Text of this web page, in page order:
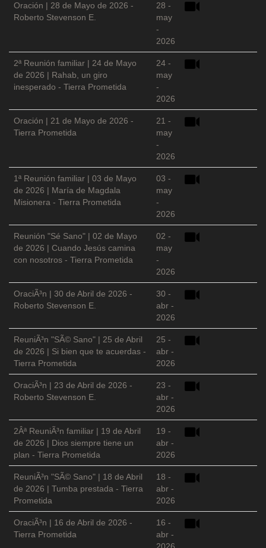
Oración | 28 de Mayo de 2026 -
Roberto Stevenson E.
28 -
may
-
2026
2ª Reunión familiar | 24 de Mayo
de 2026 | Rahab, un giro
inesperado - Tierra Prometida
24 -
may
-
2026
Oración | 21 de Mayo de 2026 -
Tierra Prometida
21 -
may
-
2026
1ª Reunión familiar | 03 de Mayo
de 2026 | María de Magdala
Misionera - Tierra Prometida
03 -
may
-
2026
Reunión "Sé Sano" | 02 de Mayo
de 2026 | Cuando Jesús camina
con nosotros - Tierra Prometida
02 -
may
-
2026
OraciÃ³n | 30 de Abril de 2026 -
Roberto Stevenson E.
30 -
abr -
2026
ReuniÃ³n "SÃ© Sano" | 25 de Abril
de 2026 | Si bien que te acuerdas -
Tierra Prometida
25 -
abr -
2026
OraciÃ³n | 23 de Abril de 2026 -
Roberto Stevenson E.
23 -
abr -
2026
2Âª ReuniÃ³n familiar | 19 de Abril
de 2026 | Dios siempre tiene un
plan - Tierra Prometida
19 -
abr -
2026
ReuniÃ³n "SÃ© Sano" | 18 de Abril
de 2026 | Tumba prestada - Tierra
Prometida
18 -
abr -
2026
OraciÃ³n | 16 de Abril de 2026 -
Tierra Prometida
16 -
abr -